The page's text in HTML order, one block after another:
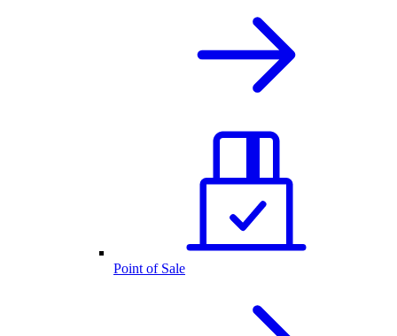
Point of Sale